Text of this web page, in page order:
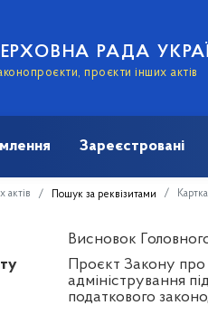
РАДА
проєкти інших актів
Зареєстровані
актів Пошук за реквізитами
Висновок
Проєкт Закону про
адміністрування
податкового